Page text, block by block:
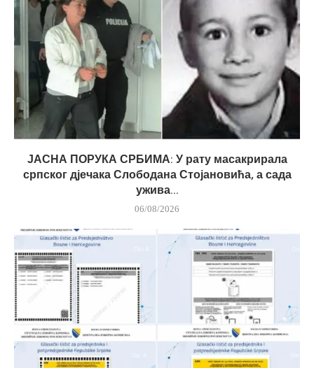
ЈАСНА ПОРУКА СРБИМА: У рату масакрирала
српског дјечака Слободана Стојановића, а сада
ужива...
06/08/2026